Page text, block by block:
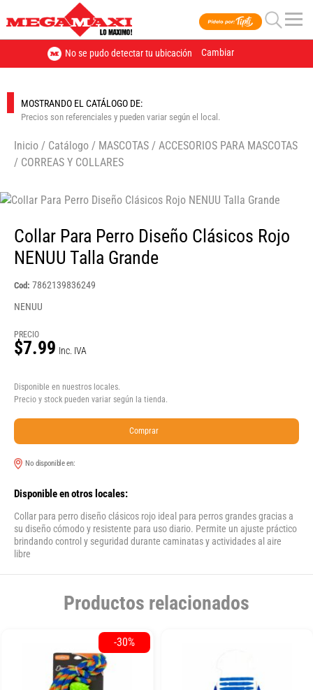
No se pudo detectar tu ubicación Cambiar
MOSTRANDO EL CATÁLOGO DE:
Precios son referenciales y pueden variar según el local.
Inicio / Catálogo / MASCOTAS / ACCESORIOS PARA MASCOTAS
/ CORREAS Y COLLARES
Collar Para Perro Diseño Clásicos Rojo
NENUU Talla Grande
Cod: 7862139836249
NENUU
PRECIO
$7.99 Inc. IVA
Disponible en nuestros locales.
Precio y stock pueden variar según la tienda.
Comprar
No disponible en:
Disponible en otros locales:
Collar para perro diseño clásicos rojo ideal para perros grandes gracias a
su diseño cómodo y resistente para uso diario. Permite un ajuste práctico
brindando control y seguridad durante caminatas y actividades al aire
libre
Productos relacionados
-30%